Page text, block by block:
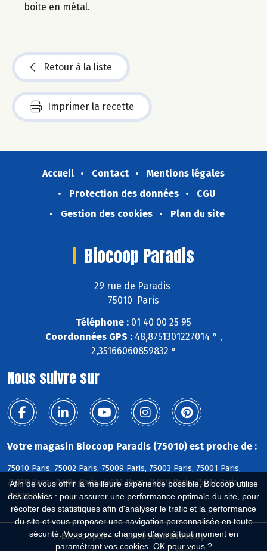
Afin de vous offrir la meilleure expérience possible, Biocoop utilise
des cookies : pour assurer une performance optimale du site, pour
récolter des statistiques afin d'analyser le trafic et la performance
du site et vous proposer une navigation personnalisée en toute
sécurité. Vous pouvez changer d'avis à tout moment en
paramétrant vos cookies. OK pour vous ?
boite en métal.
Retour à la liste
Imprimer la recette
Accueil Contact
Mentions légales
Protection des données
CGU
Gestion des cookies
Plan du site
Biocoop Paradis
29 rue de Paradis
75010 Paris
Téléphone : 01 40 00 25 95
Coordonnées GPS :48,8751301227014 ° ,
2,35166060859832 °
Nous suivre sur
Votre magasin Biocoop Paradis (75010) est proche de :
75010 Paris, 75002 Paris, 75009 Paris, 75003 Paris, 75001 Paris,
75018 Paris, 75004 Paris, 75011 Paris, 75019 Paris, 75017 Paris,
75020 Paris
Biocoop.fr
Le réseau Biocoop